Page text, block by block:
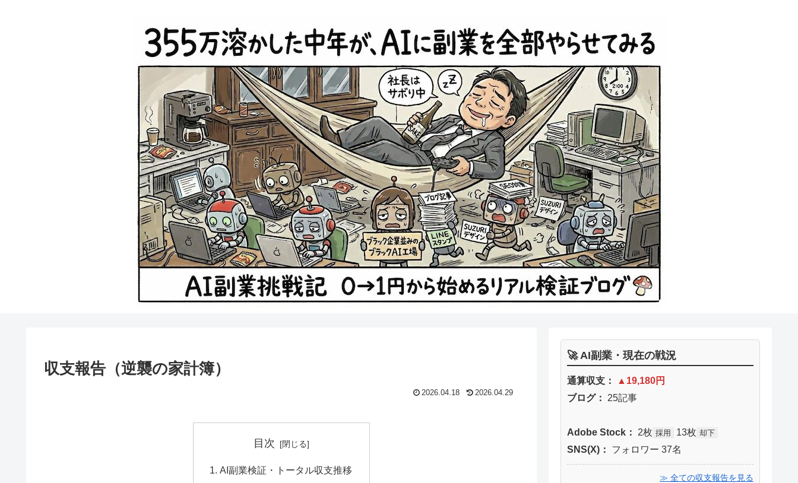
収支報告（逆襲の家計簿）
2026.04.18 2026.04.29
目次
AI副業検証・トータル収支推移
🚀 AI副業・現在の戦況
通算収支：
▲19,180円
ブログ：
25記事
Adobe Stock： 2枚 採用 13枚 却下
SNS(X)： フォロワー 37名
≫ 全ての収支報告を見る